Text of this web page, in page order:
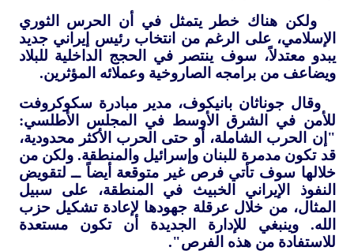
ولكن هناك خطر يتمثل في أن الحرس الثوري
الإسلامي، على الرغم من انتخاب رئيس إيراني جديد
يبدو معتدلاً، سوف ينتصر في الحجج الداخلية للبلاد
ويضاعف من برامجه الصاروخية وعملائه المؤثرين.
وقال جوناثان بانيكوف، مدير مبادرة سكوكروفت
للأمن في الشرق الأوسط في المجلس الأطلسي:
"إن الحرب الشاملة، أو حتى الحرب الأكثر محدودية،
قد تكون مدمرة للبنان وإسرائيل والمنطقة. ولكن من
خلالها سوف تأتي فرص غير متوقعة أيضاً ــ لتقويض
النفوذ الإيراني الخبيث في المنطقة، على سبيل
المثال، من خلال عرقلة جهودها لإعادة تشكيل حزب
الله. وينبغي للإدارة الجديدة أن تكون مستعدة
للاستفادة من هذه الفرص".